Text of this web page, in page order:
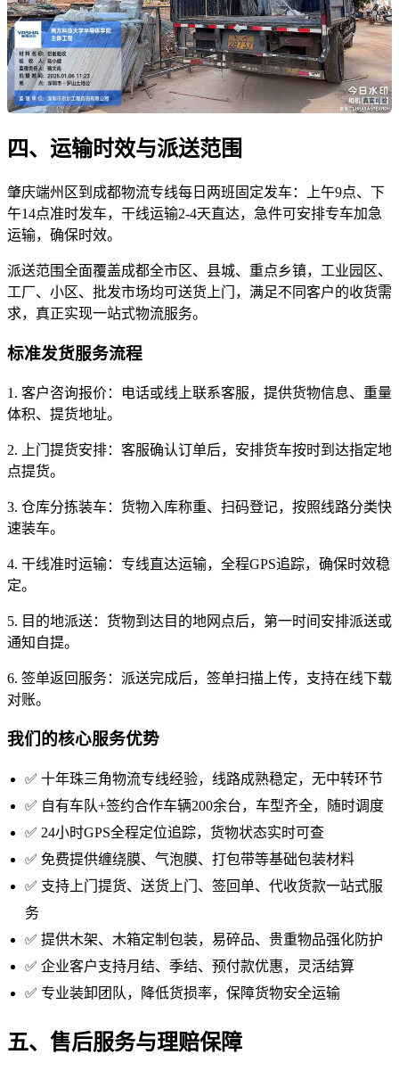
四、运输时效与派送范围
肇庆端州区到成都物流专线每日两班固定发车：上午9点、下
午14点准时发车，干线运输2-4天直达，急件可安排专车加急
运输，确保时效。
派送范围全面覆盖成都全市区、县城、重点乡镇，工业园区、
工厂、小区、批发市场均可送货上门，满足不同客户的收货需
求，真正实现一站式物流服务。
标准发货服务流程
1. 客户咨询报价：电话或线上联系客服，提供货物信息、重量
体积、提货地址。
2. 上门提货安排：客服确认订单后，安排货车按时到达指定地
点提货。
3. 仓库分拣装车：货物入库称重、扫码登记，按照线路分类快
速装车。
4. 干线准时运输：专线直达运输，全程GPS追踪，确保时效稳
定。
5. 目的地派送：货物到达目的地网点后，第一时间安排派送或
通知自提。
6. 签单返回服务：派送完成后，签单扫描上传，支持在线下载
对账。
我们的核心服务优势
✅ 十年珠三角物流专线经验，线路成熟稳定，无中转环节
✅ 自有车队+签约合作车辆200余台，车型齐全，随时调度
✅ 24小时GPS全程定位追踪，货物状态实时可查
✅ 免费提供缠绕膜、气泡膜、打包带等基础包装材料
✅ 支持上门提货、送货上门、签回单、代收货款一站式服
务
✅ 提供木架、木箱定制包装，易碎品、贵重物品强化防护
✅ 企业客户支持月结、季结、预付款优惠，灵活结算
✅ 专业装卸团队，降低货损率，保障货物安全运输
五、售后服务与理赔保障